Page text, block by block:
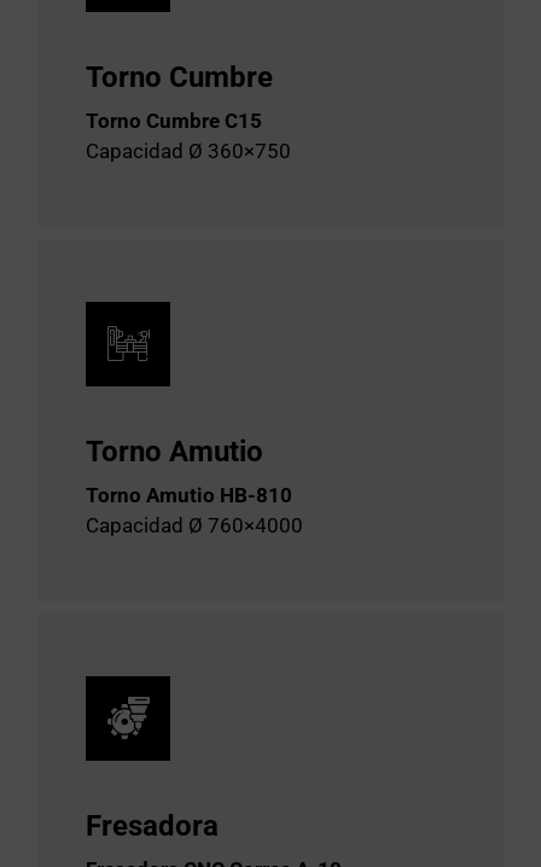
Torno Cumbre
Torno Cumbre C15
Capacidad Ø 360×750
Torno Amutio
Torno Amutio HB-810
Capacidad Ø 760×4000
Fresadora